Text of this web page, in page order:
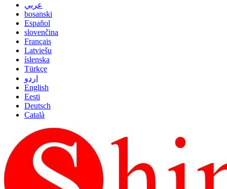
عربي
bosanski
Español
slovenčina
Français
Latviešu
íslenska
Türkçe
اردو
English
Eesti
Deutsch
Català